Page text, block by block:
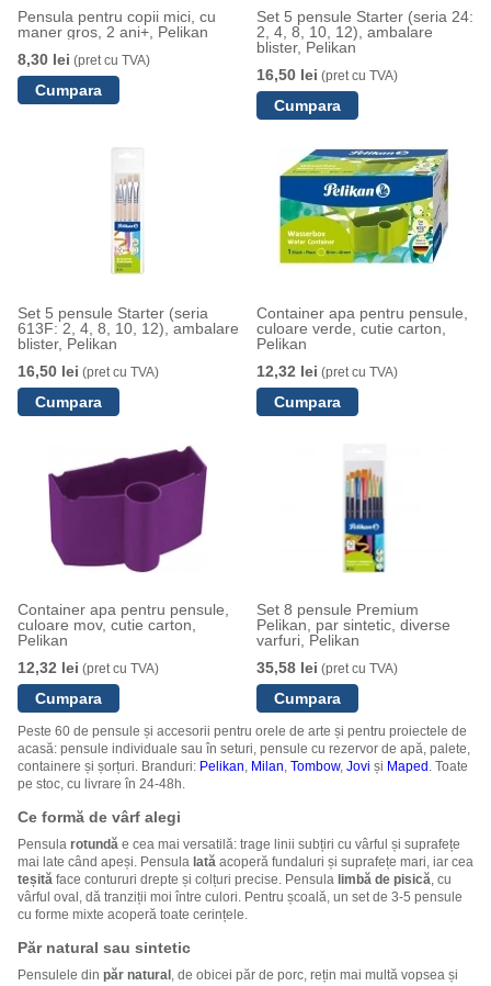
Pensula pentru copii mici, cu
maner gros, 2 ani+, Pelikan
8,30 lei (pret cu TVA)
Set 5 pensule Starter (seria 24:
2, 4, 8, 10, 12), ambalare
blister, Pelikan
16,50 lei (pret cu TVA)
Set 5 pensule Starter (seria
613F: 2, 4, 8, 10, 12), ambalare
blister, Pelikan
16,50 lei (pret cu TVA)
Container apa pentru pensule,
culoare verde, cutie carton,
Pelikan
12,32 lei (pret cu TVA)
Container apa pentru pensule,
culoare mov, cutie carton,
Pelikan
12,32 lei (pret cu TVA)
Set 8 pensule Premium
Pelikan, par sintetic, diverse
varfuri, Pelikan
35,58 lei (pret cu TVA)
Peste 60 de pensule și accesorii pentru orele de arte și pentru proiectele de
acasă: pensule individuale sau în seturi, pensule cu rezervor de apă, palete,
containere și șorțuri. Branduri: Pelikan, Milan, Tombow, Jovi și Maped . Toate
pe stoc, cu livrare în 24-48h.
Ce formă de vârf alegi
Pensula rotundăe cea mai versatilă: trage linii subțiri cu vârful și suprafețe
mai late când apeși. Pensula latăacoperă fundaluri și suprafețe mari, iar cea
teșităface contururi drepte și colțuri precise. Pensula limbă de pisică, cu
vârful oval, dă tranziții moi între culori. Pentru școală, un set de 3-5 pensule
cu forme mixte acoperă toate cerințele.
Păr natural sau sintetic
Pensulele din păr natural , de obicei păr de porc, rețin mai multă vopsea și